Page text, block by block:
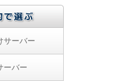
サーバー
ーバー